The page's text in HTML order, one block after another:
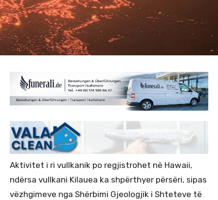
Aktivitet i ri vullkanik po regjistrohet në Hawaii,
ndërsa vullkani Kilauea ka shpërthyer përsëri, sipas
vëzhgimeve nga Shërbimi Gjeologjik i Shteteve të